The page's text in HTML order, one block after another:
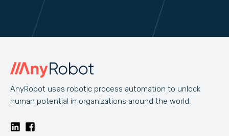
AnyRobot uses robotic process automation to unlock
human potential in organizations around the world.